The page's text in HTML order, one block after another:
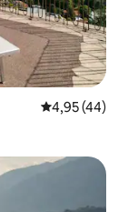
4,95 de uma
4,95 (44)